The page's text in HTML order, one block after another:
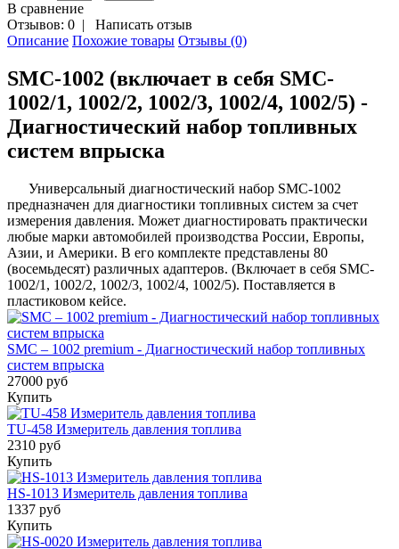
В сравнение
Отзывов: 0 | Написать отзыв
Описание Похожие товары Отзывы (0)
SMC-1002 (включает в себя SMC-
1002/1, 1002/2, 1002/3, 1002/4, 1002/5) -
Диагностический набор топливных
систем впрыска
Универсальный диагностический набор SMC-1002
предназначен для диагностики топливных систем за счет
измерения давления. Может диагностировать практически
любые марки автомобилей производства России, Европы,
Азии, и Америки. В его комплекте представлены 80
(восемьдесят) различных адаптеров. (Включает в себя SMC-
1002/1, 1002/2, 1002/3, 1002/4, 1002/5). Поставляется в
пластиковом кейсе.
SMC – 1002 premium - Диагностический набор топливных
систем впрыска
27000 руб
Купить
TU-458 Измеритель давления топлива
2310 руб
Купить
HS-1013 Измеритель давления топлива
1337 руб
Купить